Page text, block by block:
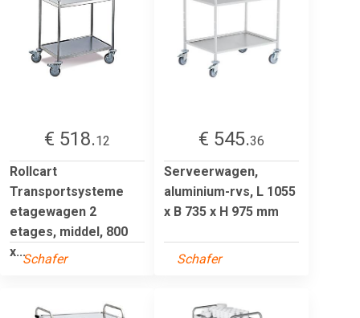
€ 518.12
Rollcart
Transportsysteme
etagewagen 2
etages, middel, 800
x...Schafer
€ 545.36
Serveerwagen,
aluminium-rvs, L 1055
x B 735 x H 975 mm
Schafer